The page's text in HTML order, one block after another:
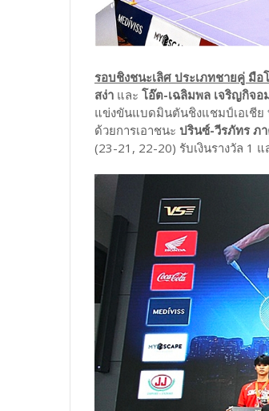
รอบชิงชนะเลิศ ประเภทชายคู่ มือ
สง่า และ โอ๊ต-เฉลิมพล เจริญกิจอ
แข่งขันแบดมินตันชิงแชมป์เอเชีย
ด้วยการเอาชนะ ปรินซ์-วีรภัทร ภ
(23-21, 22-20) รับเงินรางวัล 1